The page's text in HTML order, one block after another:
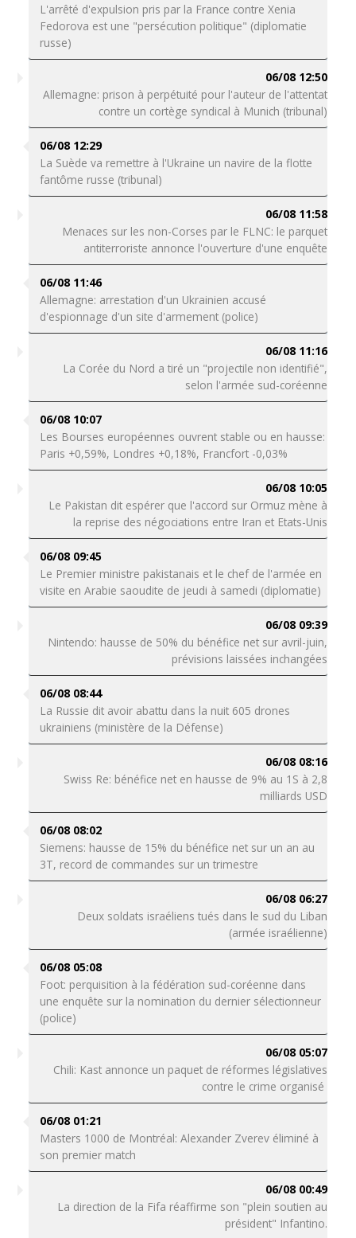
L'arrêté d'expulsion pris par la France contre Xenia
Fedorova est une "persécution politique" (diplomatie
russe)
06/08 12:50
Allemagne: prison à perpétuité pour l'auteur de l'attentat
contre un cortège syndical à Munich (tribunal)
06/08 12:29
La Suède va remettre à l'Ukraine un navire de la flotte
fantôme russe (tribunal)
06/08 11:58
Menaces sur les non-Corses par le FLNC: le parquet
antiterroriste annonce l'ouverture d'une enquête
06/08 11:46
Allemagne: arrestation d'un Ukrainien accusé
d'espionnage d'un site d'armement (police)
06/08 11:16
La Corée du Nord a tiré un "projectile non identifié",
selon l'armée sud-coréenne
06/08 10:07
Les Bourses européennes ouvrent stable ou en hausse:
Paris +0,59%, Londres +0,18%, Francfort -0,03%
06/08 10:05
Le Pakistan dit espérer que l'accord sur Ormuz mène à
la reprise des négociations entre Iran et Etats-Unis
06/08 09:45
Le Premier ministre pakistanais et le chef de l'armée en
visite en Arabie saoudite de jeudi à samedi (diplomatie)
06/08 09:39
Nintendo: hausse de 50% du bénéfice net sur avril-juin,
prévisions laissées inchangées
06/08 08:44
La Russie dit avoir abattu dans la nuit 605 drones
ukrainiens (ministère de la Défense)
06/08 08:16
Swiss Re: bénéfice net en hausse de 9% au 1S à 2,8
milliards USD
06/08 08:02
Siemens: hausse de 15% du bénéfice net sur un an au
3T, record de commandes sur un trimestre
06/08 06:27
Deux soldats israéliens tués dans le sud du Liban
(armée israélienne)
06/08 05:08
Foot: perquisition à la fédération sud-coréenne dans
une enquête sur la nomination du dernier sélectionneur
(police)
06/08 05:07
Chili: Kast annonce un paquet de réformes législatives
contre le crime organisé
06/08 01:21
Masters 1000 de Montréal: Alexander Zverev éliminé à
son premier match
06/08 00:49
La direction de la Fifa réaffirme son "plein soutien au
président" Infantino.